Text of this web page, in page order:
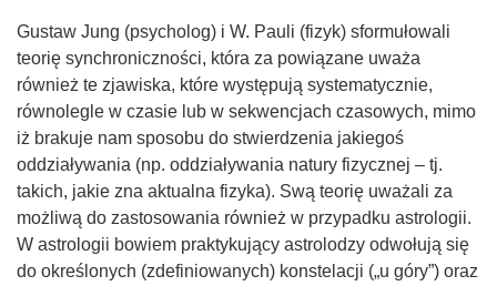
Gustaw Jung (psycholog) i W. Pauli (fizyk) sformułowali
teorię synchroniczności, która za powiązane uważa
również te zjawiska, które występują systematycznie,
równolegle w czasie lub w sekwencjach czasowych, mimo
iż brakuje nam sposobu do stwierdzenia jakiegoś
oddziaływania (np. oddziaływania natury fizycznej – tj.
takich, jakie zna aktualna fizyka). Swą teorię uważali za
możliwą do zastosowania również w przypadku astrologii.
W astrologii bowiem praktykujący astrolodzy odwołują się
do określonych (zdefiniowanych) konstelacji („u góry”) oraz